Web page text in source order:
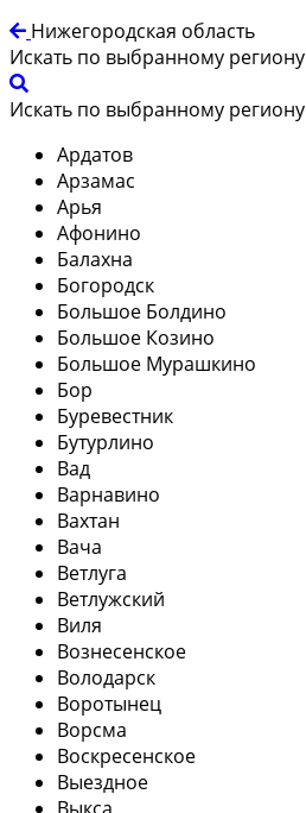
Нижегородская область
Искать по выбранному региону
Искать по выбранному региону
Ардатов
Арзамас
Арья
Афонино
Балахна
Богородск
Большое Болдино
Большое Козино
Большое Мурашкино
Бор
Буревестник
Бутурлино
Вад
Варнавино
Вахтан
Вача
Ветлуга
Ветлужский
Виля
Вознесенское
Володарск
Воротынец
Ворсма
Воскресенское
Выездное